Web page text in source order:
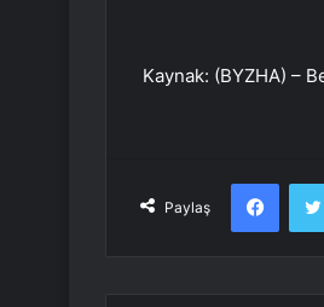
Kaynak: (BYZHA) –
Paylaş